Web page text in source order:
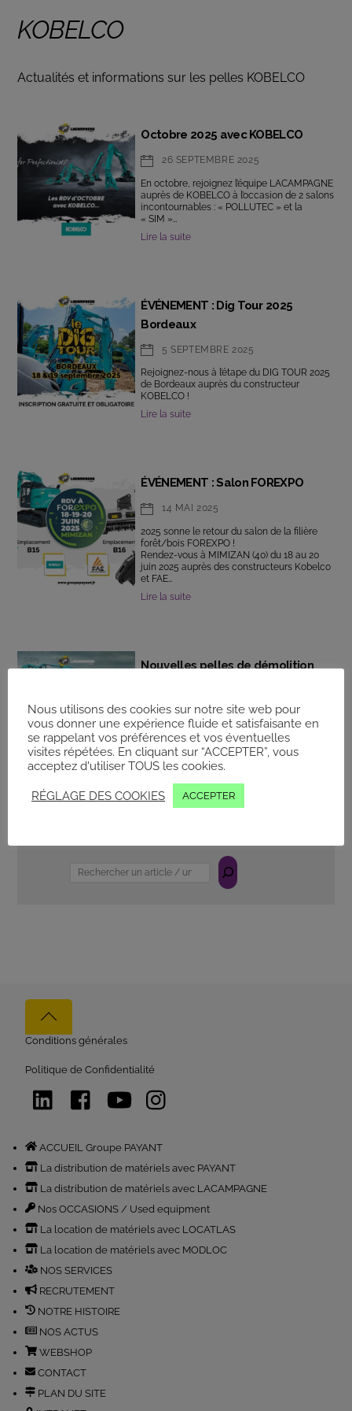
KOBELCO
Actualités et informations sur les pelles KOBELCO
Octobre 2025 avec KOBELCO
26 SEPTEMBRE 2025
En octobre, rejoignez l’équipe LACAMPAGNE
auprès de KOBELCO à l’occasion de 2 salons
incontournables : « POLLUTEC » et la
« SIM »…
Lire la suite
ÉVÉNEMENT : Dig Tour 2025
Bordeaux
5 SEPTEMBRE 2025
Rejoignez-nous à l’étape du DIG TOUR 2025
de Bordeaux auprès du constructeur
KOBELCO !
Lire la suite
ÉVÉNEMENT : Salon FOREXPO
14 MAI 2025
2025 sonne le retour du salon de la filière
forêt/bois FOREXPO !
Rendez-vous à MIMIZAN (40) du 18 au 20
juin 2025 auprès des constructeurs Kobelco
et FAE…
Lire la suite
Nouvelles pelles de démolition
25 AVRIL 2025
Découvrez-en plus sur les 3 nouvelles pelles
“straight boom” du constructeur KOBELCO,
destinées aux travaux de démolition à
hauteur intermédiaire…
Rechercher
Back
to
Conditions générales
Politique de Confidentialité
LinkedIn FacebookYouTube
ACCUEIL Groupe PAYANT
La distribution de matériels avec PAYANT
La distribution de matériels avec LACAMPAGNE
Nos OCCASIONS / Used equipment
La location de matériels avec LOCATLAS
La location de matériels avec MODLOC
NOS SERVICES
RECRUTEMENT
NOTRE HISTOIRE
NOS ACTUS
WEBSHOP
CONTACT
PLAN DU SITE
Nous utilisons des cookies sur notre site web pour
vous donner une expérience fluide et satisfaisante en
se rappelant vos préférences et vos éventuelles
visites répétées. En cliquant sur “ACCEPTER”, vous
acceptez d'utiliser TOUS les cookies.
RÉGLAGE DES COOKIES ACCEPTER